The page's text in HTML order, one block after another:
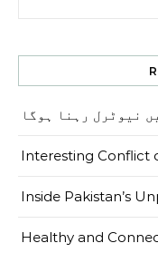
نیوٹرل رہنا ہوگا
Interesting Conflict
Inside Pakistan’s
Healthy and